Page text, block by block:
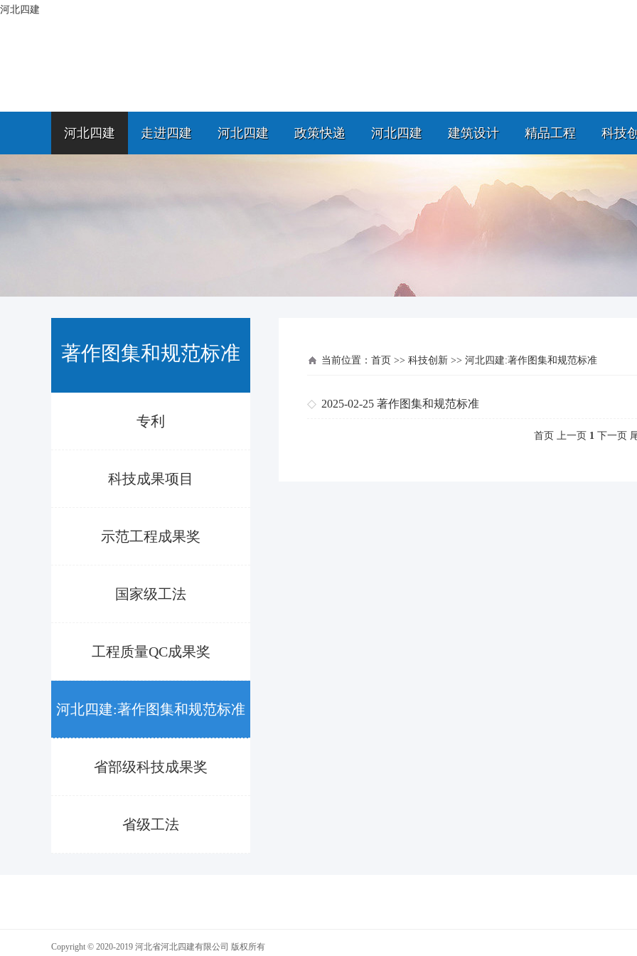
河北四建
河北四建 走进四建 河北四建 政策快递 河北四建 建筑设计 精品工程 科技
著作图集和规范标准
专利
科技成果项目
示范工程成果奖
国家级工法
工程质量QC成果奖
河北四建:著作图集和规范标准
省部级科技成果奖
省级工法
当前位置： 首页 >> 科技创新 >> 河北四建:著作图集和规范标准
2025-02-25 著作图集和规范标准
首页 上一页 1 下一页
Copyright © 2020-2019 河北省河北四建有限公司 版权所有